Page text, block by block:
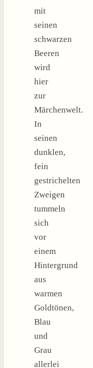
mit
seinen
schwarzen
Beeren
wird
hier
zur
Märchenwelt.
In
seinen
dunklen,
fein
gestrichelten
Zweigen
tummeln
sich
vor
einem
Hintergrund
aus
warmen
Goldtönen,
Blau
und
Grau
allerlei